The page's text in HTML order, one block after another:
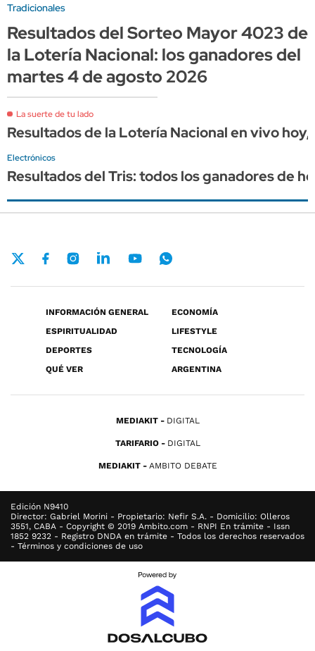
Tradicionales
Resultados del Sorteo Mayor 4023 de
la Lotería Nacional: los ganadores del
martes 4 de agosto 2026
La suerte de tu lado
Resultados de la Lotería Nacional en vivo
Electrónicos
Resultados del Tris: todos los ganadores de
INFORMACIÓN GENERAL
ECONOMÍA
ESPIRITUALIDAD
LIFESTYLE
DEPORTES
TECNOLOGÍA
QUÉ VER
ARGENTINA
MEDIAKIT DIGITAL
TARIFARIO DIGITAL
MEDIAKIT AMBITO DEBATE
Edición N9410
Director: Gabriel Morini - Propietario: Nefir S.A. - Domicilio: Olleros
3551, CABA - Copyright © 2019 Ambito.com - RNPI En trámite - Issn
1852 9232 - Registro DNDA en trámite - Todos los derechos reservados
- Términos y condiciones de uso